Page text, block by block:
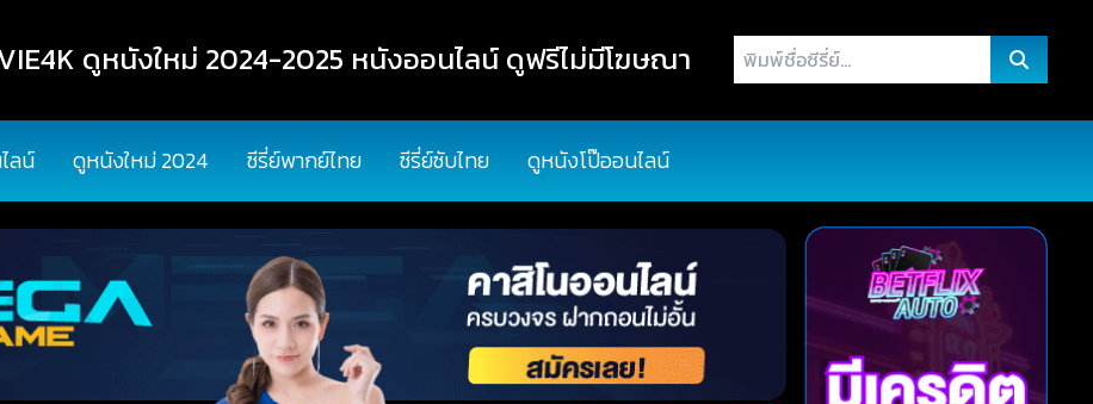
ดูหนังใหม่ 2024-2025 หนังออนไลน์ ดูฟรีไม่มีโฆษณา
พิมพ์
ชื่อ
ลน์ ดูหนังใหม่ 2024 ซีรี่ย์พากย์ไทย ซีรี่ย์ซับไทย ดูหนังโป๊ออนไลน์